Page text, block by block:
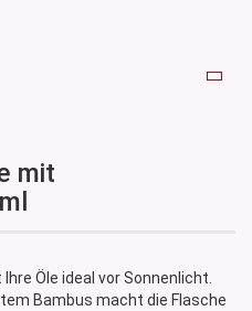
mit
Öle ideal vor Sonnenlicht.
Bambus macht die Flasche